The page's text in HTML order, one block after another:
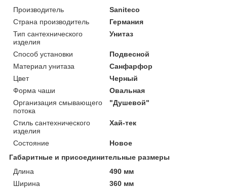
Производитель
Saniteco
Страна производитель
Германия
Тип сантехнического
изделия
Унитаз
Способ установки
Подвесной
Материал унитаза
Санфарфор
Цвет
Черный
Форма чаши
Овальная
Организация смывающего
потока
"Душевой"
Стиль сантехнического
изделия
Хай-тек
Состояние
Новое
Габаритные и присоединительные размеры
Длина
490 мм
Ширина
360 мм